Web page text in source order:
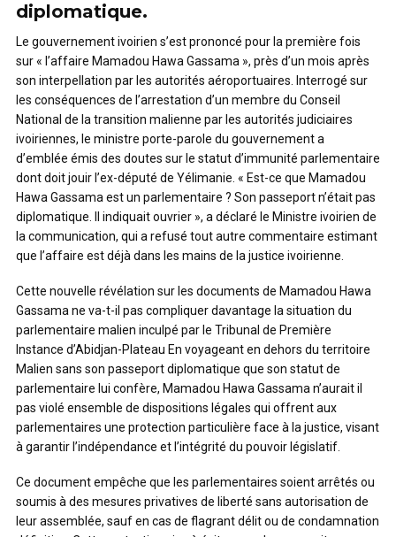
diplomatique.
Le gouvernement ivoirien s’est prononcé pour la première fois
sur « l’affaire Mamadou Hawa Gassama », près d’un mois après
son interpellation par les autorités aéroportuaires. Interrogé sur
les conséquences de l’arrestation d’un membre du Conseil
National de la transition malienne par les autorités judiciaires
ivoiriennes, le ministre porte-parole du gouvernement a
d’emblée émis des doutes sur le statut d’immunité parlementaire
dont doit jouir l’ex-député de Yélimanie. « Est-ce que Mamadou
Hawa Gassama est un parlementaire ? Son passeport n’était pas
diplomatique. Il indiquait ouvrier », a déclaré le Ministre ivoirien de
la communication, qui a refusé tout autre commentaire estimant
que l’affaire est déjà dans les mains de la justice ivoirienne.
Cette nouvelle révélation sur les documents de Mamadou Hawa
Gassama ne va-t-il pas compliquer davantage la situation du
parlementaire malien inculpé par le Tribunal de Première
Instance d’Abidjan-Plateau En voyageant en dehors du territoire
Malien sans son passeport diplomatique que son statut de
parlementaire lui confère, Mamadou Hawa Gassama n’aurait il
pas violé ensemble de dispositions légales qui offrent aux
parlementaires une protection particulière face à la justice, visant
à garantir l’indépendance et l’intégrité du pouvoir législatif.
Ce document empêche que les parlementaires soient arrêtés ou
soumis à des mesures privatives de liberté sans autorisation de
leur assemblée, sauf en cas de flagrant délit ou de condamnation